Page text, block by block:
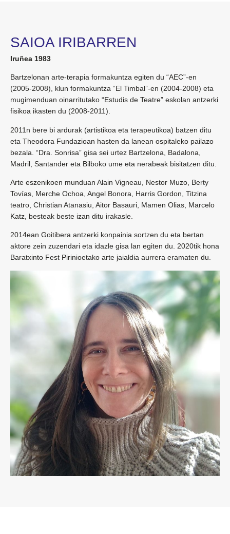
SAIOA IRIBARREN
Iruñea 1983
Bartzelonan arte-terapia formakuntza egiten du “AEC”-en
(2005-2008), klun formakuntza “El Timbal”-en (2004-2008) eta
mugimenduan oinarritutako “Estudis de Teatre” eskolan antzerki
fisikoa ikasten du (2008-2011).
2011n bere bi ardurak (artistikoa eta terapeutikoa) batzen ditu
eta Theodora Fundazioan hasten da lanean ospitaleko pailazo
bezala. “Dra. Sonrisa” gisa sei urtez Bartzelona, Badalona,
Madril, Santander eta Bilboko ume eta nerabeak bisitatzen ditu.
Arte eszenikoen munduan Alain Vigneau, Nestor Muzo, Berty
Tovías, Merche Ochoa, Angel Bonora, Harris Gordon, Titzina
teatro, Christian Atanasiu, Aitor Basauri, Mamen Olias, Marcelo
Katz, besteak beste izan ditu irakasle.
2014ean Goitibera antzerki konpainia sortzen du eta bertan
aktore zein zuzendari eta idazle gisa lan egiten du. 2020tik hona
Baratxinto Fest Pirinioetako arte jaialdia aurrera eramaten du.